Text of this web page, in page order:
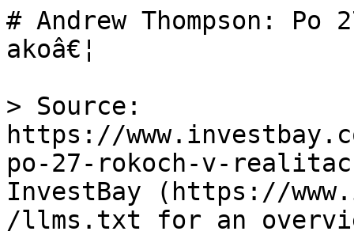
# Andrew Thompson:
akoâ€¦
> Source:
https://
po-27-rokoch-v-
InvestBay (https://
/llms.txt for an